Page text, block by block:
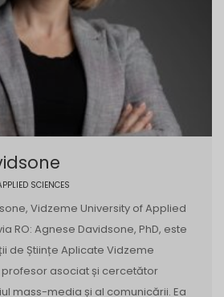
SCIENCES
Vidzeme University of Applied
RO: Agnese Davidsone, PhD, este
de Științe Aplicate Vidzeme
profesor asociat și cercetător
mass-media și al comunicării. Ea